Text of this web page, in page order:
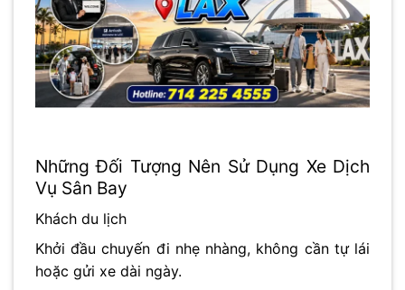
Những Đối Tượng Nên Sử Dụng Xe Dịch
Vụ Sân Bay
Khách du lịch
Khởi đầu chuyến đi nhẹ nhàng, không cần tự lái
hoặc gửi xe dài ngày.